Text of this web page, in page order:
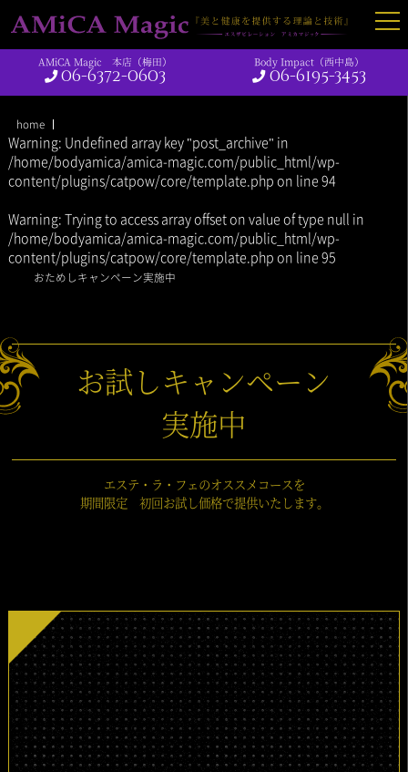
AMiCA Magic 本店（梅田）
06-6372-0603
Body Impact（西中島）
06-6195-3453
home
Warning: Undefined array key "post_archive" in
/home/bodyamica/amica-magic.com/public_html/wp-
content/plugins/catpow/core/template.php on line 94
Warning: Trying to access array offset on value of type null in
/home/bodyamica/amica-magic.com/public_html/wp-
content/plugins/catpow/core/template.php on line 95
おためしキャンペーン実施中
お試しキャンペーン
実施中
エステ・ラ・フェのオススメコースを
期間限定 初回お試し価格で提供いたします。